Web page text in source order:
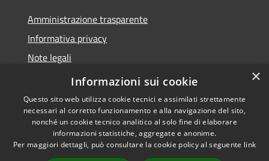
Amministrazione trasparente
Informativa privacy
Note legali
Dichiarazione di accessibilità
Accessibilità
Copyright © 2026 • Comune di
Cassano d'Adda • Powered by
×
Informazioni sui cookie
Questo sito web utilizza cookie tecnici e assimilati strettamente
necessari al corretto funzionamento e alla navigazione del sito,
nonché un cookie tecnico analitico al solo fine di elaborare
informazioni statistiche, aggregate e anonime.
Per maggiori dettagli, può consultare la cookie policy al seguente link